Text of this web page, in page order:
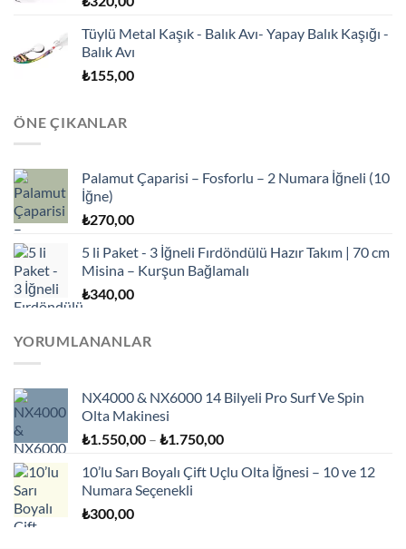
Tüylü Metal Kaşık - Balık Avı- Yapay Balık Kaşığı -
Balık Avı
₺155,00
ÖNE ÇIKANLAR
Palamut Çaparisi – Fosforlu – 2 Numara İğneli (10
İğne)
₺270,00
5 li Paket - 3 İğneli Fırdöndülü Hazır Takım | 70 cm
Misina – Kurşun Bağlamalı
₺340,00
YORUMLANANLAR
NX4000 & NX6000 14 Bilyeli Pro Surf Ve Spin
Olta Makinesi
₺1.550,00 – ₺1.750,00Fiyat
₺1.550,00
10’lu Sarı Boyalı Çift Uçlu Olta İğnesi – 10 ve 12
Numara Seçenekli
₺300,00